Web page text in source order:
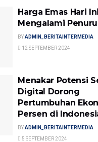
Harga Emas Hari Ini
Mengalami
BYADMIN_BERITAINTERMEDIA
12 SEPTEMBER 2024
Menakar Potensi
Digital Dorong
Pertumbuhan
Persen di
BYADMIN_BERITAINTERMEDIA
5 SEPTEMBER 2024